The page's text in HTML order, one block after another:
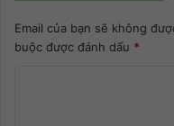
Email của bạn sẽ không
buộc được đánh dấu *